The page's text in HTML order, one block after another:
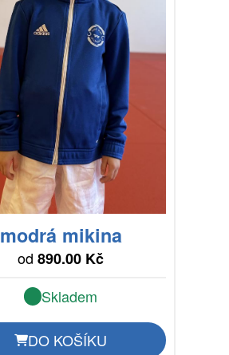
modrá mikina
od890.00 Kč
Skladem
DO KOŠÍKU